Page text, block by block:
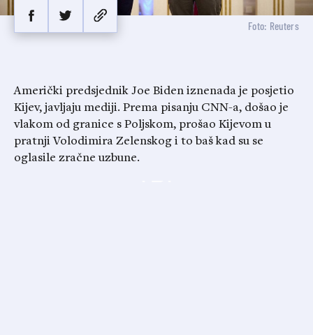
Foto: Reuters
Američki predsjednik Joe Biden iznenada je posjetio
Kijev, javljaju mediji. Prema pisanju CNN-a, došao je
vlakom od granice s Poljskom, prošao Kijevom u
pratnji Volodimira Zelenskog i to baš kad su se
oglasile zračne uzbune.